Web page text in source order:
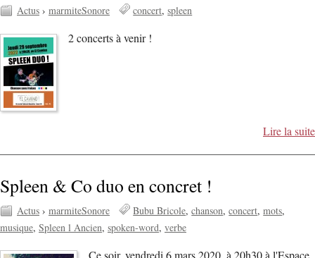
Actus › marmiteSonore concert spleen
2 concerts à venir !
Lire la suite
Spleen & Co duo en concret !
Actus › marmiteSonore Bubu Bricole chanson concert mots
musique Spleen l Ancien spoken-word verbe